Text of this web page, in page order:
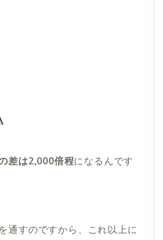
差は2,000倍程になるんです
通すのですから、これ以上に